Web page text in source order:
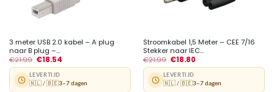
3 meter USB 2.0 kabel – A plug
naar B plug –...
€21.99 €18.54
LEVERTIJD
🇳🇱 / 🇧🇪3–7 dagen
Stroomkabel 1,5 Meter – CEE 7/16
Stekker naar IEC...
€21.99 €18.80
LEVERTIJD
🇳🇱 / 🇧🇪3–7 dagen